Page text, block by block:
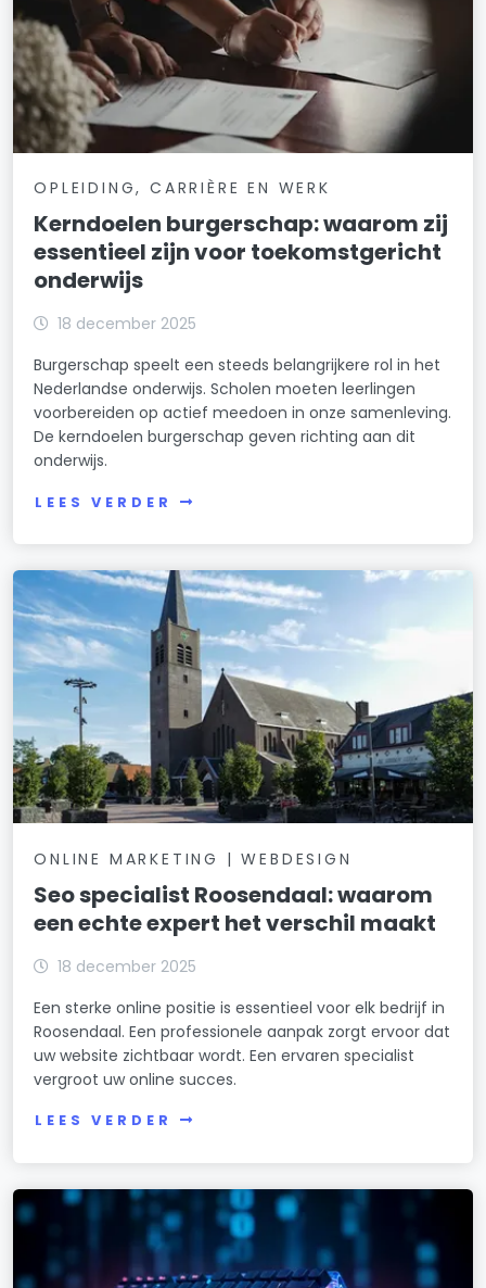
OPLEIDING, CARRIÈRE EN WERK
Kerndoelen burgerschap: waarom zij
essentieel zijn voor toekomstgericht
onderwijs
18 december 2025
Burgerschap speelt een steeds belangrijkere rol in het
Nederlandse onderwijs. Scholen moeten leerlingen
voorbereiden op actief meedoen in onze samenleving.
De kerndoelen burgerschap geven richting aan dit
onderwijs.
LEES VERDER
ONLINE MARKETING | WEBDESIGN
Seo specialist Roosendaal: waarom
een echte expert het verschil maakt
18 december 2025
Een sterke online positie is essentieel voor elk bedrijf in
Roosendaal. Een professionele aanpak zorgt ervoor dat
uw website zichtbaar wordt. Een ervaren specialist
vergroot uw online succes.
LEES VERDER